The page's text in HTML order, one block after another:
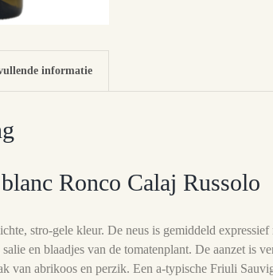
informatie
Ronco Calaj Russolo
stro-gele kleur. De neus is gemiddeld expressief
en blaadjes van de tomatenplant. De aanzet is
van abrikoos en perzik. Een a-typische Friuli